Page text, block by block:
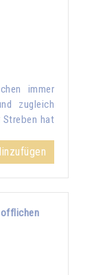
immer
zugleich
Streben hat